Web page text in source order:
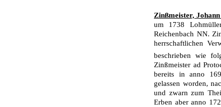
Zinßmeister,
um 1738
Reichenbach NN.
herrschaftlichen
beschrieben wie
Zinßmeister ad
bereits in anno
gelassen worden,
und zwarn zum
Erben aber anno